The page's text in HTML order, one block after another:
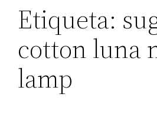
Etiqueta:
cotton luna
lamp